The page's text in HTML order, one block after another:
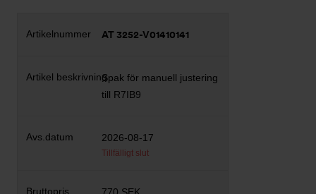
AT 3252-V01410141
Spak för manuell justering
till R7IB9
2026-08-17
Tillfälligt slut